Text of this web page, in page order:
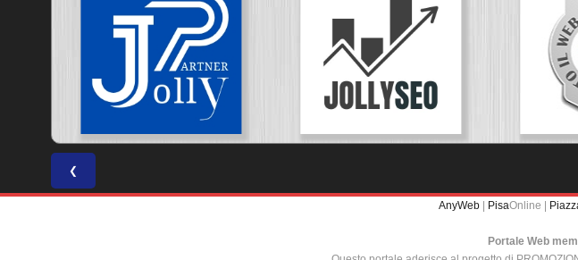
❮
AnyWeb | PisaOnline |
Portale Web